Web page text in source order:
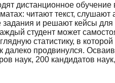
дистанционное
читают текст, слушают
задания и решают кейсы для
студент может
статистику, в
далеко продвинулся.
наук, 200 кандидатов